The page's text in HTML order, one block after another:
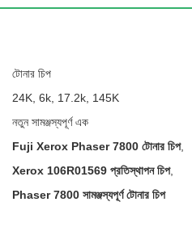
টোনার চিপ
24K, 6k, 17.2k, 145K
নতুন সামঞ্জস্যপূর্ণ এক
Fuji Xerox Phaser 7800 টোনার চিপ,
Xerox 106R01569 প্রতিস্থাপন চিপ,
Phaser 7800 সামঞ্জস্যপূর্ণ টোনার চিপ